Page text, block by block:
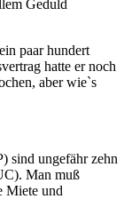
paar hundert
hatte er noch
aber wie`s
sind ungefähr zehn
Man muß
Miete und